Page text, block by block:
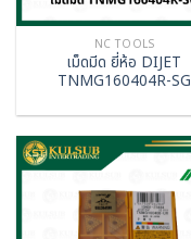
NC TOOLS
เม็ดมีด ยี่ห้อ DIJET
TNMG160404R-SG